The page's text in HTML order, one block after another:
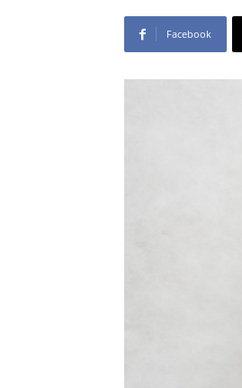
Facebook